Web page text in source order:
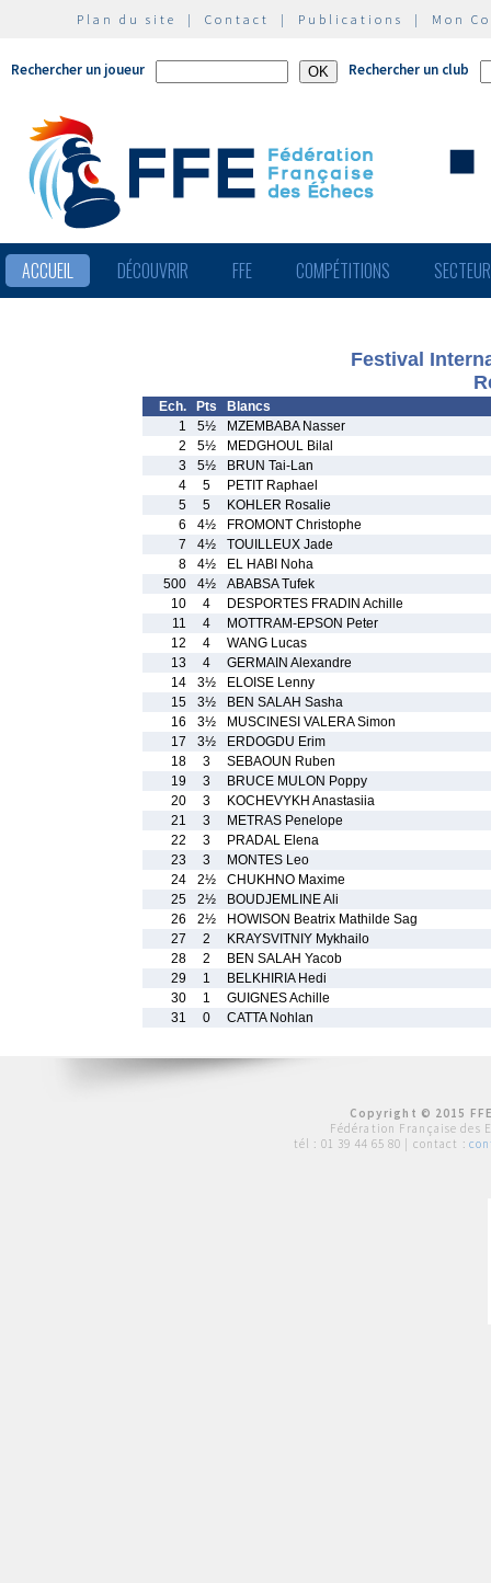
Plan du site | Contact | Publications | Mon
Rechercher un joueur Rechercher un club
ACCUEIL DÉCOUVRIR FFE COMPÉTITIONS
Festival
Ech. Pts
Blancs
1
5½
MZEMBABA Nasser
2
5½
MEDGHOUL Bilal
3
5½
BRUN Tai-Lan
4
5
PETIT Raphael
5
5
KOHLER Rosalie
6
4½
FROMONT Christophe
7
4½
TOUILLEUX Jade
8
4½
EL HABI Noha
500
4½
ABABSA Tufek
10
4
DESPORTES FRADIN Achille
11
4
MOTTRAM-EPSON Peter
12
4
WANG Lucas
13
4
GERMAIN Alexandre
14
3½
ELOISE Lenny
15
3½
BEN SALAH Sasha
16
3½
MUSCINESI VALERA Simon
17
3½
ERDOGDU Erim
18
3
SEBAOUN Ruben
19
3
BRUCE MULON Poppy
20
3
KOCHEVYKH Anastasiia
21
3
METRAS Penelope
22
3
PRADAL Elena
23
3
MONTES Leo
24
2½
CHUKHNO Maxime
25
2½
BOUDJEMLINE Ali
26
2½
HOWISON Beatrix Mathilde Sag
27
2
KRAYSVITNIY Mykhailo
28
2
BEN SALAH Yacob
29
1
BELKHIRIA Hedi
30
1
GUIGNES Achille
31
0 CATTA Nohlan
Copyright © 2015
Fédération Française des
tél : 01 39 44 65 80 | contact :